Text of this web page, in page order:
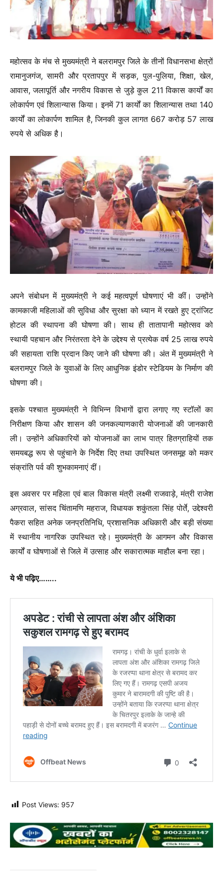
महोत्सव के मंच से मुख्यमंत्री ने बलरामपुर जिले के तीनों विधानसभा क्षेत्रों
रामानुजगंज, सामरी और प्रतापपुर में सड़क, पुल-पुलिया, शिक्षा, खेल,
आवास, जलापूर्ति और नगरीय विकास से जुड़े कुल 211 विकास कार्यों का
लोकार्पण एवं शिलान्यास किया। इनमें 71 कार्यों का शिलान्यास तथा 140
कार्यों का लोकार्पण शामिल है, जिनकी कुल लागत 667 करोड़ 57 लाख
रुपये से अधिक है।
अपने संबोधन में मुख्यमंत्री ने कई महत्वपूर्ण घोषणाएं भी कीं। उन्होंने
कामकाजी महिलाओं की सुविधा और सुरक्षा को ध्यान में रखते हुए ट्रांजिट
होटल की स्थापना की घोषणा की। साथ ही तातापानी महोत्सव को
स्थायी पहचान और निरंतरता देने के उद्देश्य से प्रत्येक वर्ष 25 लाख रुपये
की सहायता राशि प्रदान किए जाने की घोषणा की। अंत में मुख्यमंत्री ने
बलरामपुर जिले के युवाओं के लिए आधुनिक इंडोर स्टेडियम के निर्माण की
घोषणा की।
इसके पश्चात मुख्यमंत्री ने विभिन्न विभागों द्वारा लगाए गए स्टॉलों का
निरीक्षण किया और शासन की जनकल्याणकारी योजनाओं की जानकारी
ली। उन्होंने अधिकारियों को योजनाओं का लाभ पात्र हितग्राहियों तक
समयबद्ध रूप से पहुंचाने के निर्देश दिए तथा उपस्थित जनसमूह को मकर
संक्रांति पर्व की शुभकामनाएं दीं।
इस अवसर पर महिला एवं बाल विकास मंत्री लक्ष्मी राजवाड़े, मंत्री राजेश
अग्रवाल, सांसद चिंतामणि महराज, विधायक शकुंतला सिंह पोर्ते, उद्देश्वरी
पैकरा सहित अनेक जनप्रतिनिधि, प्रशासनिक अधिकारी और बड़ी संख्या
में स्थानीय नागरिक उपस्थित रहे। मुख्यमंत्री के आगमन और विकास
कार्यों व घोषणाओं से जिले में उत्साह और सकारात्मक माहौल बना रहा।
ये भी पढ़िए……..
Post Views: 957